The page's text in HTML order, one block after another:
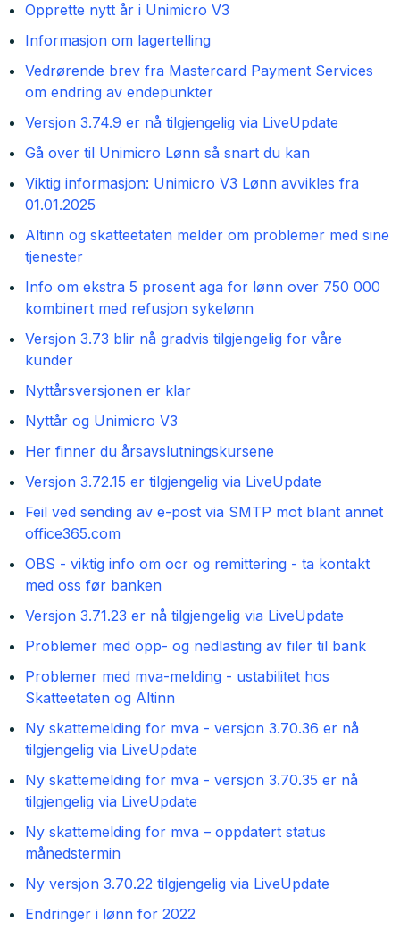
Opprette nytt år i Unimicro V3
Informasjon om lagertelling
Vedrørende brev fra Mastercard Payment Services
om endring av endepunkter
Versjon 3.74.9 er nå tilgjengelig via LiveUpdate
Gå over til Unimicro Lønn så snart du kan
Viktig informasjon: Unimicro V3 Lønn avvikles fra
01.01.2025
Altinn og skatteetaten melder om problemer med sine
tjenester
Info om ekstra 5 prosent aga for lønn over 750 000
kombinert med refusjon sykelønn
Versjon 3.73 blir nå gradvis tilgjengelig for våre
kunder
Nyttårsversjonen er klar
Nyttår og Unimicro V3
Her finner du årsavslutningskursene
Versjon 3.72.15 er tilgjengelig via LiveUpdate
Feil ved sending av e-post via SMTP mot blant annet
office365.com
OBS - viktig info om ocr og remittering - ta kontakt
med oss før banken
Versjon 3.71.23 er nå tilgjengelig via LiveUpdate
Problemer med opp- og nedlasting av filer til bank
Problemer med mva-melding - ustabilitet hos
Skatteetaten og Altinn
Ny skattemelding for mva - versjon 3.70.36 er nå
tilgjengelig via LiveUpdate
Ny skattemelding for mva - versjon 3.70.35 er nå
tilgjengelig via LiveUpdate
Ny skattemelding for mva – oppdatert status
månedstermin
Ny versjon 3.70.22 tilgjengelig via LiveUpdate
Endringer i lønn for 2022